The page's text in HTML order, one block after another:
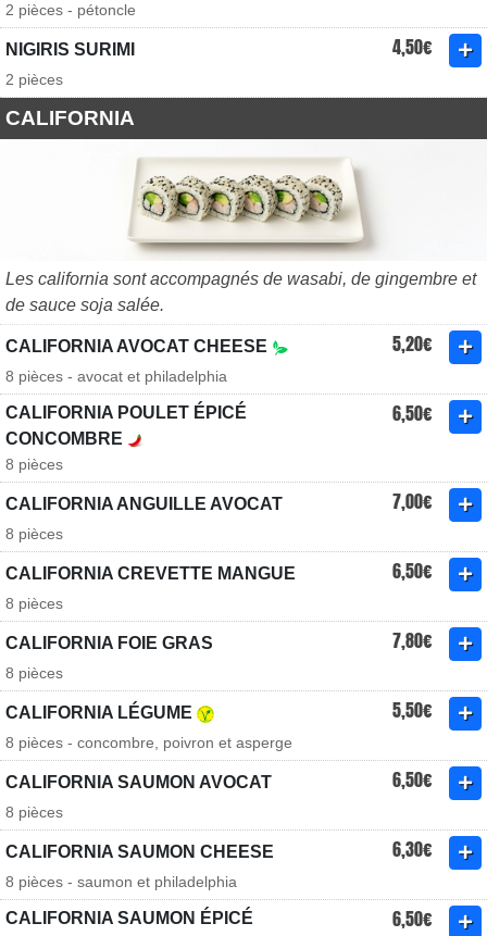
2 pièces - pétoncle
NIGIRIS SURIMI 4,50€
2 pièces
CALIFORNIA
Les california sont accompagnés de wasabi, de gingembre et
de sauce soja salée.
CALIFORNIA AVOCAT CHEESE 5,20€
8 pièces - avocat et philadelphia
CALIFORNIA POULET ÉPICÉ
CONCOMBRE
6,50€
8 pièces
CALIFORNIA ANGUILLE AVOCAT 7,00€
8 pièces
CALIFORNIA CREVETTE MANGUE 6,50€
8 pièces
CALIFORNIA FOIE GRAS 7,80€
8 pièces
CALIFORNIA LÉGUME 5,50€
8 pièces - concombre, poivron et asperge
CALIFORNIA SAUMON AVOCAT 6,50€
8 pièces
CALIFORNIA SAUMON CHEESE 6,30€
8 pièces - saumon et philadelphia
CALIFORNIA SAUMON ÉPICÉ
6,50€